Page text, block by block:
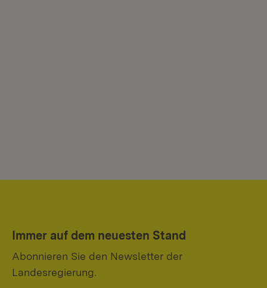
Immer auf dem neuesten Stand
Abonnieren Sie den Newsletter der
Landesregierung.